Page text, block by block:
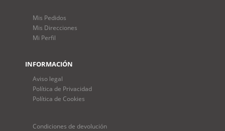
Mis Pedidos
Mis Direcciones
Mi Perfil
INFORMACIÓN
Aviso legal
Política de Privacidad
Política de Cookies
Condiciones de devolución